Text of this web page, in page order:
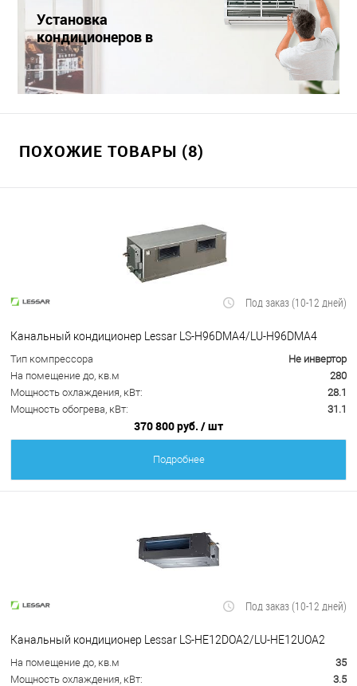
Установка
кондиционеров в
Краснодаре
ПОХОЖИЕ ТОВАРЫ (8)
Под заказ (10-12 дней)
Канальный кондиционер Lessar LS-H96DMA4/LU-H96DMA4
Тип компрессора
Не инвертор
На помещение до, кв.м
280
Мощность охлаждения, кВт:
28.1
Мощность обогрева, кВт:
31.1
370 800 руб. / шт
Подробнее
Под заказ (10-12 дней)
Канальный кондиционер Lessar LS-HE12DOA2/LU-HE12UOA2
На помещение до, кв.м
35
Мощность охлаждения, кВт:
3.5